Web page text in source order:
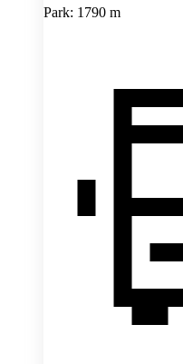
Park: 1790 m